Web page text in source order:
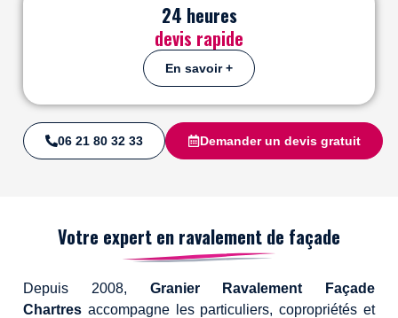
devis rapide
24 heures
En savoir +
06 21 80 32 33 Demander un devis gratuit
Votre expert en ravalement de façade
Depuis 2008, Granier Ravalement Façade
Chartres accompagne les particuliers, copropriétés et